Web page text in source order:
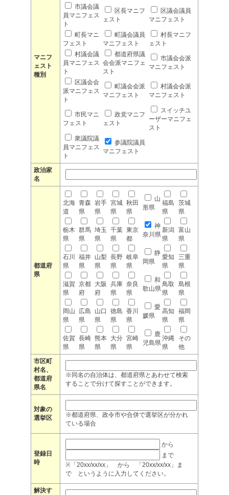
マニフ
ェスト
種別
市議会議
員マニフェス
ト
区長マニフ
ェスト
区議会議員
マニフェスト
町長マニ
フェスト
町議会議員
マニフェスト
村長マニフ
ェスト
村議会議
員マニフェス
ト
都道府県議
会会派マニフェ
スト
市議会会派
マニフェスト
区議会会
派マニフェス
ト
町議会会派
マニフェスト
村議会会派
マニフェスト
市民マニ
フェスト
政党マニフ
ェスト
スイッチユ
ーザーマニフェ
スト
衆議院議
員マニフェス
ト
参議院議員
マニフェスト
政治家
名
都道府
県
北海
道
青森
県
岩手
県
宮城
県
秋田
県
山
形県
福島
県
茨城
県
栃木
県
群馬
県
埼玉
県
千葉
県
東京
都
神
奈川県
新潟
県
富山
県
石川
県
福井
県
山梨
県
長野
県
岐阜
県
静
岡県
愛知
県
三重
県
滋賀
県
京都
府
大阪
府
兵庫
県
奈良
県
和
歌山県
鳥取
県
島根
県
岡山
県
広島
県
山口
県
徳島
県
香川
県
愛
媛県
高知
県
福岡
県
佐賀
県
長崎
県
熊本
県
大分
県
宮崎
県
鹿
児島県
沖縄
県
その
他
市区町
村名、
都道府
県名
※同名の自治体は、都道府県とあわせて検索
することで分けて探すことができます。
対象の
選挙区
※都道府県、政令市や合併で選挙区が分かれ
ている場合
登録日
時
から
まで
※「20xx/xx/xx」 から 「20xx/xx/xx」ま
で というように入力してください。
解決す